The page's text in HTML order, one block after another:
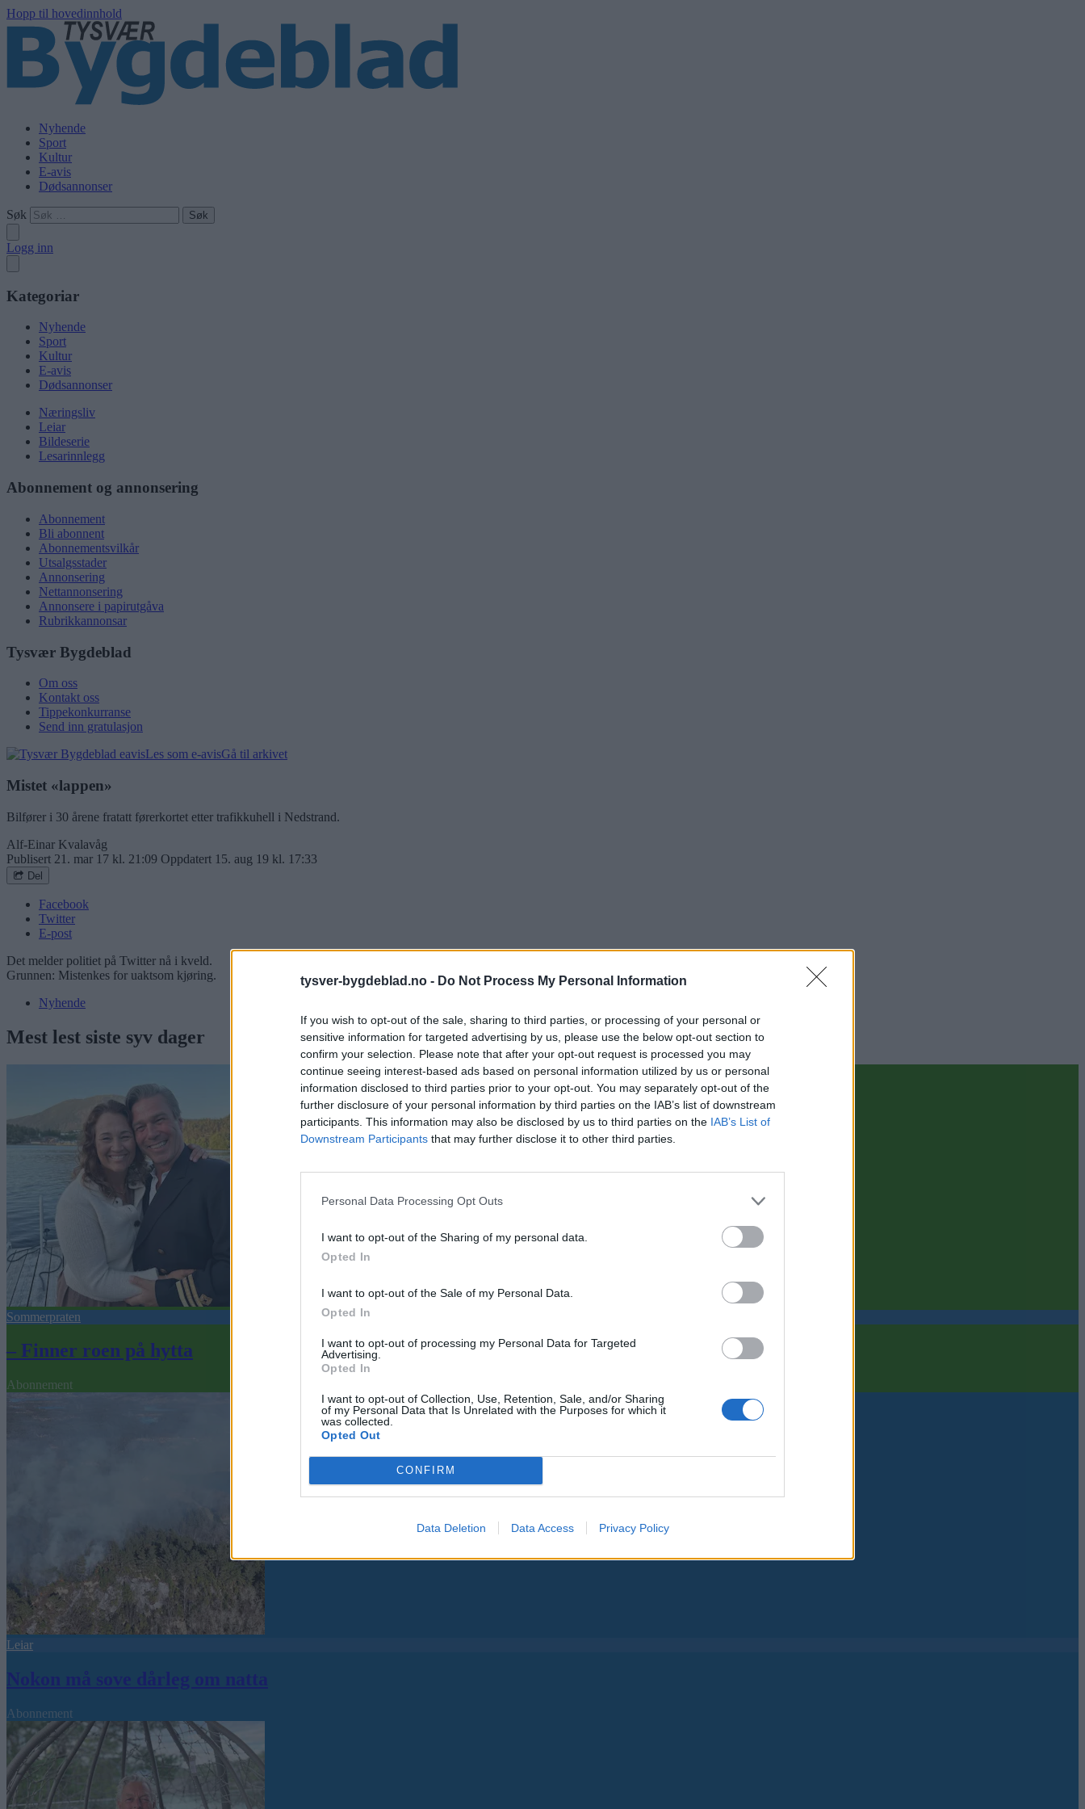
tysver-bygdeblad.no - Do Not Process My Personal Information
If you wish to opt-out of the sale, sharing to third parties, or processing of your personal or
sensitive information for targeted advertising by us, please use the below opt-out section to
confirm your selection. Please note that after your opt-out request is processed you may
continue seeing interest-based ads based on personal information utilized by us or personal
information disclosed to third parties prior to your opt-out. You may separately opt-out of the
further disclosure of your personal information by third parties on the IAB’s list of downstream
participants. This information may also be disclosed by us to third parties on the IAB’s List of
Downstream Participants that may further disclose it to other third parties.
Personal Data Processing Opt Outs
I want to opt-out of the Sharing of my personal data.
Opted In
I want to opt-out of the Sale of my Personal Data.
Opted In
I want to opt-out of processing my Personal Data for Targeted
Advertising.
Opted In
I want to opt-out of Collection, Use, Retention, Sale, and/or Sharing
of my Personal Data that Is Unrelated with the Purposes for which it
was collected.
Opted Out
CONFIRM
Data Deletion Data Access Privacy Policy
Hopp til hovedinnhold
Nyhende
Sport
Kultur
E-avis
Dødsannonser
Søk
Logg inn
Kategoriar
Nyhende
Sport
Kultur
E-avis
Dødsannonser
Næringsliv
Leiar
Bildeserie
Lesarinnlegg
Abonnement og annonsering
Abonnement
Bli abonnent
Abonnementsvilkår
Utsalgsstader
Annonsering
Nettannonsering
Annonsere i papirutgåva
Rubrikkannonsar
Tysvær Bygdeblad
Om oss
Kontakt oss
Tippekonkurranse
Send inn gratulasjon
Les som e-avisGå til arkivet
Mistet «lappen»
Bilfører i 30 årene fratatt førerkortet etter trafikkuhell i Nedstrand.
Alf-Einar Kvalavåg
Publisert 21. mar 17 kl. 21:09 Oppdatert 15. aug 19 kl. 17:33
Del
Facebook
Twitter
E-post
Det melder politiet på Twitter nå i kveld.
Grunnen: Mistenkes for uaktsom kjøring.
Nyhende
Mest lest siste syv dager
Sommerpraten
– Finner roen på hytta
Abonnement
Leiar
Nokon må sove dårleg om natta
Abonnement